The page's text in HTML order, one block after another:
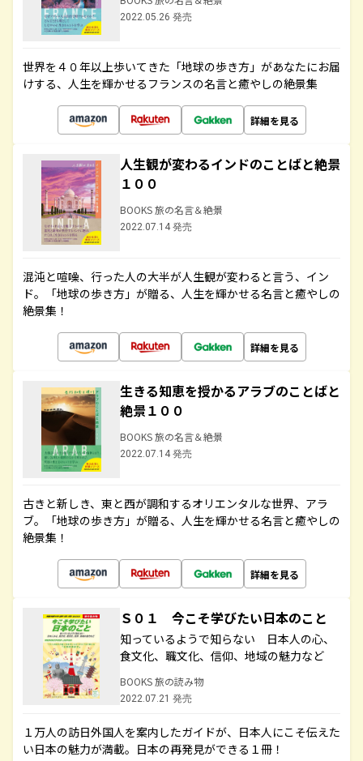
2022.05.26 発売
世界を４０年以上歩いてきた「地球の歩き方」があなたにお届
けする、人生を輝かせるフランスの名言と癒やしの絶景集
詳細を見る
人生観が変わるインドのことばと絶景
１００
BOOKS 旅の名言＆絶景
2022.07.14 発売
混沌と喧噪、行った人の大半が人生観が変わると言う、イン
ド。「地球の歩き方」が贈る、人生を輝かせる名言と癒やしの
絶景集！
詳細を見る
生きる知恵を授かるアラブのことばと
絶景１００
BOOKS 旅の名言＆絶景
2022.07.14 発売
古きと新しき、東と西が調和するオリエンタルな世界、アラ
ブ。「地球の歩き方」が贈る、人生を輝かせる名言と癒やしの
絶景集！
詳細を見る
Ｓ０１ 今こそ学びたい日本のこと
知っているようで知らない 日本人の心、
食文化、職文化、信仰、地域の魅力など
BOOKS 旅の読み物
2022.07.21 発売
１万人の訪日外国人を案内したガイドが、日本人にこそ伝えた
い日本の魅力が満載。日本の再発見ができる１冊！